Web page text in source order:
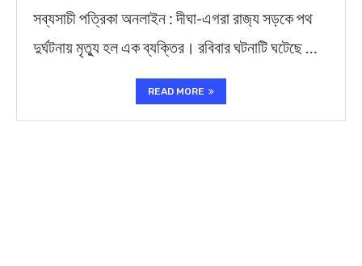
সব্যসাচী পত্রিকা অনলাইন : দীঘা-এগরা রাজ‍্য সড়কে পথ
দুর্ঘটনায় মৃত্যু হল এক ব্যক্তির। রবিবার ঘটনাটি ঘটেছে …
READ MORE